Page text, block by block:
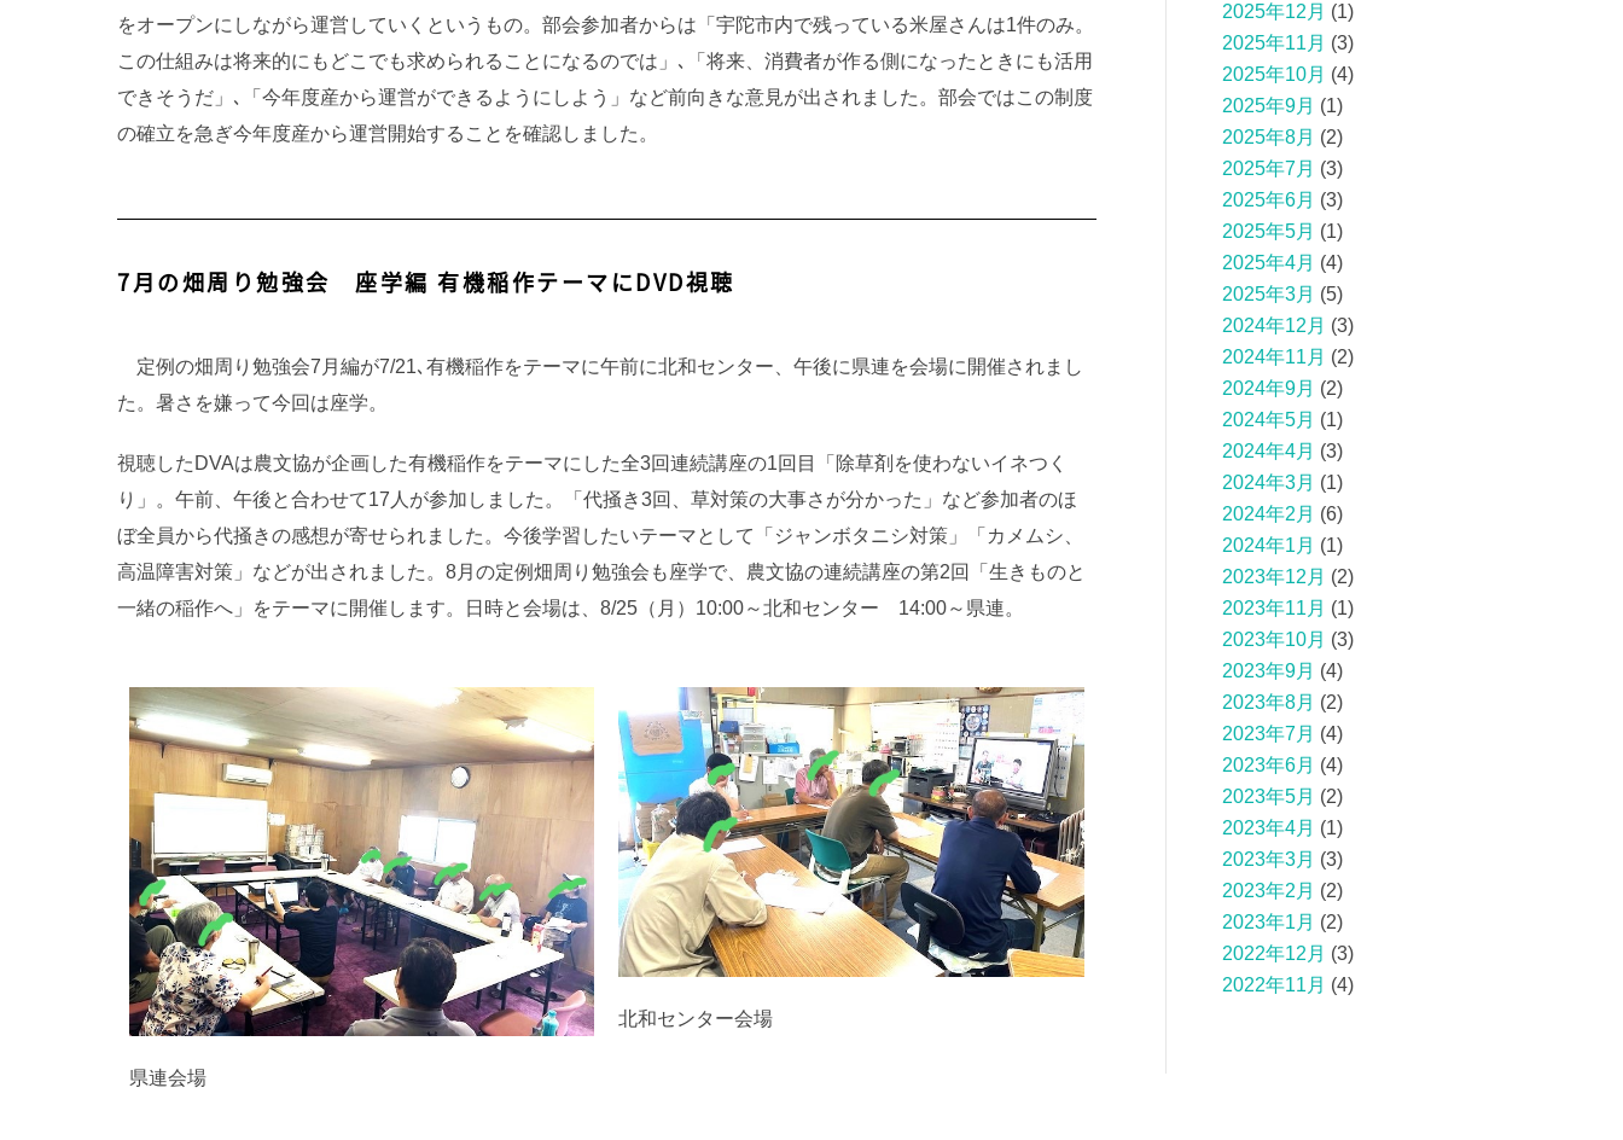
をオープンにしながら運営していくというもの。部会参加者からは「宇陀市内で残っている米屋さんは1件のみ。
この仕組みは将来的にもどこでも求められることになるのでは」､「将来、消費者が作る側になったときにも活用
できそうだ」､「今年度産から運営ができるようにしよう」など前向きな意見が出されました。部会ではこの制度
の確立を急ぎ今年度産から運営開始することを確認しました。
7月の畑周り勉強会 座学編 有機稲作テーマにDVD視聴
定例の畑周り勉強会7月編が7/21､有機稲作をテーマに午前に北和センター、午後に県連を会場に開催されまし
た。暑さを嫌って今回は座学。
視聴したDVAは農文協が企画した有機稲作をテーマにした全3回連続講座の1回目「除草剤を使わないイネつく
り」。午前、午後と合わせて17人が参加しました。「代掻き3回、草対策の大事さが分かった」など参加者のほ
ぼ全員から代掻きの感想が寄せられました。今後学習したいテーマとして「ジャンボタニシ対策」「カメムシ、
高温障害対策」などが出されました。8月の定例畑周り勉強会も座学で、農文協の連続講座の第2回「生きものと
一緒の稲作へ」をテーマに開催します。日時と会場は、8/25（月）10:00～北和センター 14:00～県連。
県連会場
北和センター会場
2025年12月 (1)
2025年11月 (3)
2025年10月 (4)
2025年9月 (1)
2025年8月 (2)
2025年7月 (3)
2025年6月 (3)
2025年5月 (1)
2025年4月 (4)
2025年3月 (5)
2024年12月 (3)
2024年11月 (2)
2024年9月 (2)
2024年5月 (1)
2024年4月 (3)
2024年3月 (1)
2024年2月 (6)
2024年1月 (1)
2023年12月 (2)
2023年11月 (1)
2023年10月 (3)
2023年9月 (4)
2023年8月 (2)
2023年7月 (4)
2023年6月 (4)
2023年5月 (2)
2023年4月 (1)
2023年3月 (3)
2023年2月 (2)
2023年1月 (2)
2022年12月 (3)
2022年11月 (4)